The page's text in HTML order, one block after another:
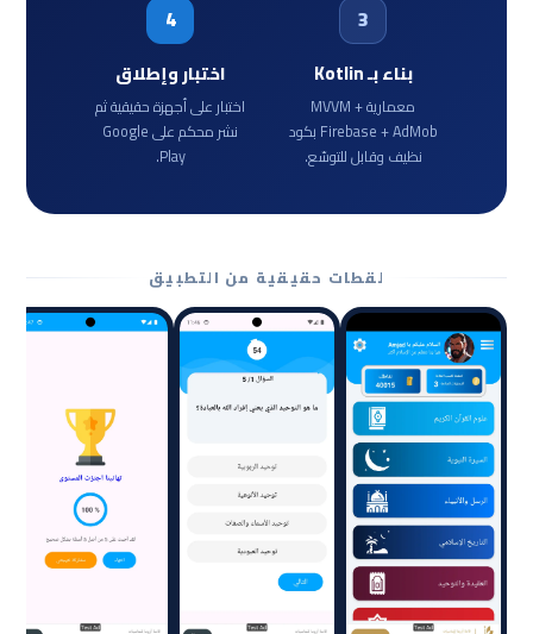
3
بناء بـ Kotlin
معمارية MVVM +
Firebase + AdMob بكود
نظيف وقابل للتوسّع.
4
اختبار وإطلاق
اختبار على أجهزة حقيقية ثم
نشر محكم على Google
Play.
لقطات حقيقية من التطبيق